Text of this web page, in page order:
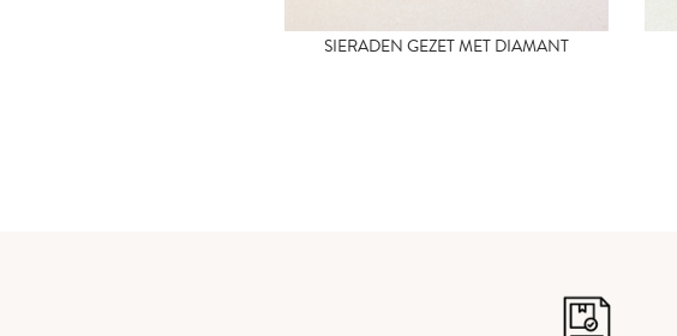
SIERADEN GEZET MET DIAMANT